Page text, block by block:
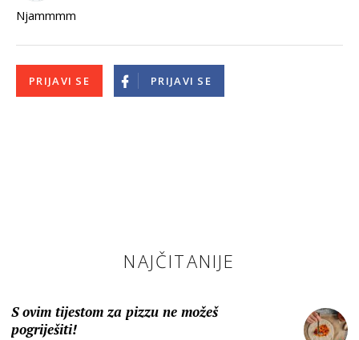
Njammmm
PRIJAVI SE PRIJAVI SE
NAJČITANIJE
S ovim tijestom za pizzu ne možeš
pogriješiti!